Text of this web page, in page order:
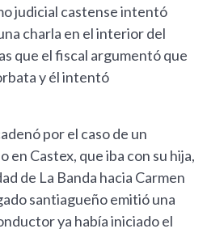
judicial castense intentó
charla en el interior del
que el fiscal argumentó que
y él intentó
por el caso de un
en Castex, que iba con su hija,
de La Banda hacia Carmen
santiagueño emitió una
ya había iniciado el